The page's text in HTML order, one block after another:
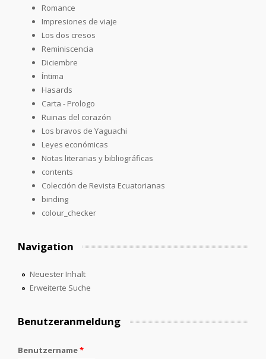
Romance
Impresiones de viaje
Los dos cresos
Reminiscencia
Diciembre
Íntima
Hasards
Carta - Prologo
Ruinas del corazón
Los bravos de Yaguachi
Leyes económicas
Notas literarias y bibliográficas
contents
Colección de Revista Ecuatorianas
binding
colour_checker
Navigation
Neuester Inhalt
Erweiterte Suche
Benutzeranmeldung
Benutzername*